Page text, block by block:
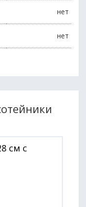
нет
нет
см с